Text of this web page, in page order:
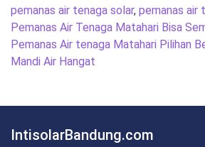
pemanas air tenaga solar, pemanas air
Post
Pemanas Air Tenaga Matahari Bisa
Pemanas Air tenaga Matahari Pilihan
Mandi Air Hangat
IntisolarBandung.com